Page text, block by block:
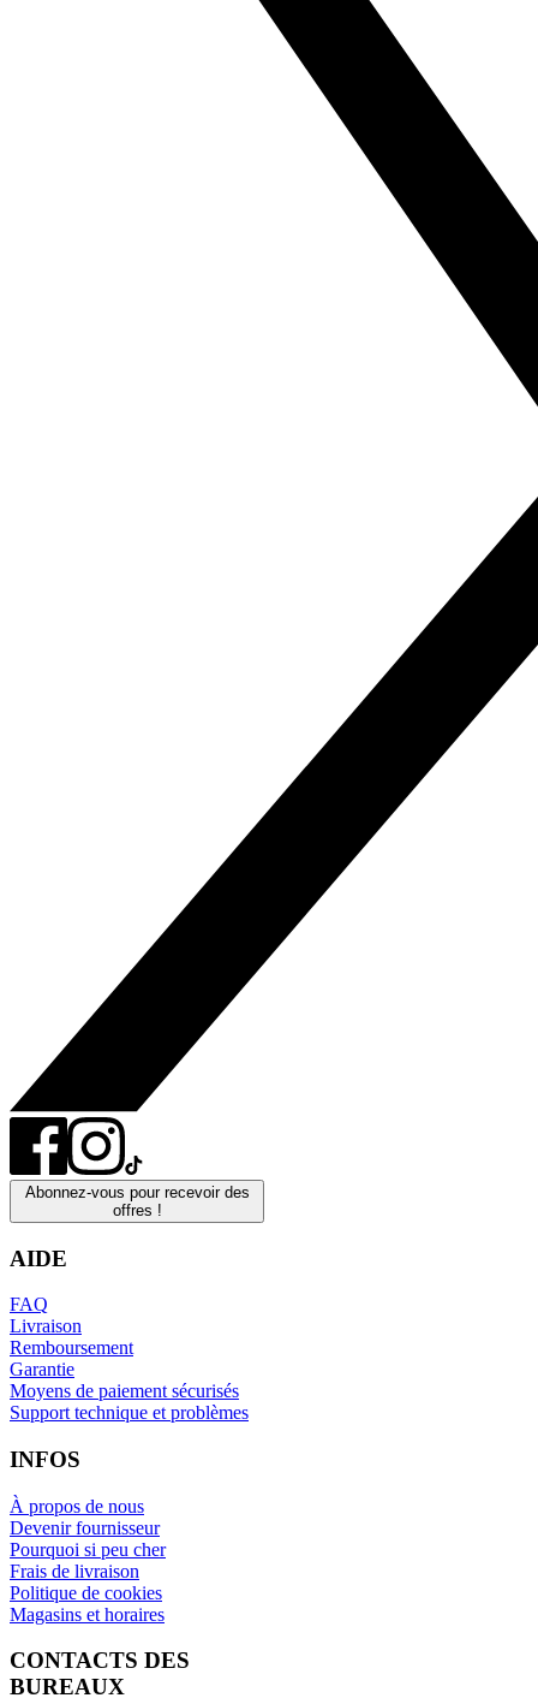
Abonnez-vous pour recevoir des
offres !
AIDE
FAQ
Livraison
Remboursement
Garantie
Moyens de paiement sécurisés
Support technique et problèmes
INFOS
À propos de nous
Devenir fournisseur
Pourquoi si peu cher
Frais de livraison
Politique de cookies
Magasins et horaires
CONTACTS DES
BUREAUX